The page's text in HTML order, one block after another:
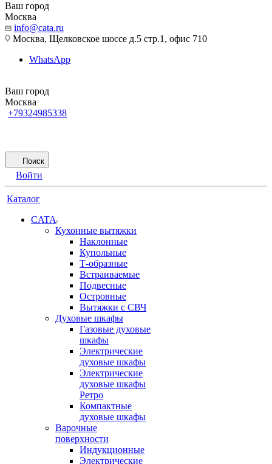
Ваш город
Москва
info@cata.ru
Москва, Щелковское шоссе д.5 стр.1, офис 710
WhatsApp
Ваш город
Москва
+79324985338
Поиск
Войти
Каталог
CATA
Кухонные вытяжки
Наклонные
Купольные
Т-образные
Встраиваемые
Подвесные
Островные
Вытяжки с СВЧ
Духовые шкафы
Газовые духовые
шкафы
Электрические
духовые шкафы
Электрические
духовые шкафы
Ретро
Компактные
духовые шкафы
Варочные
поверхности
Индукционные
Электрические